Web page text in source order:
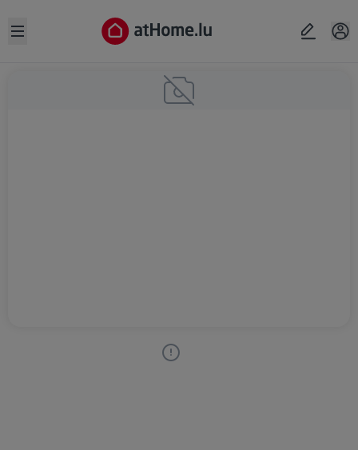
Open sidebar